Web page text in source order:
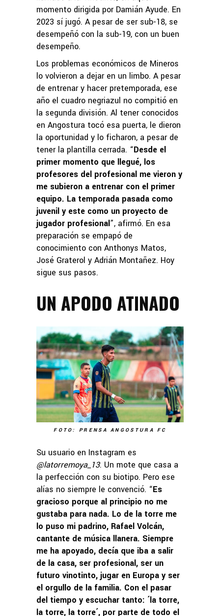
momento dirigida por Damián Ayude. En
2023 sí jugó. A pesar de ser sub-18, se
desempeñó con la sub-19, con un buen
desempeño.
Los problemas económicos de Mineros
lo volvieron a dejar en un limbo. A pesar
de entrenar y hacer pretemporada, ese
año el cuadro negriazul no compitió en
la segunda división. Al tener conocidos
en Angostura tocó esa puerta, le dieron
la oportunidad y lo ficharon, a pesar de
tener la plantilla cerrada. “Desde el
primer momento que llegué, los
profesores del profesional me vieron y
me subieron a entrenar con el primer
equipo. La temporada pasada como
juvenil y este como un proyecto de
jugador profesional”, afirmó. En esa
preparación se empapó de
conocimiento con Anthonys Matos,
José Graterol y Adrián Montañez. Hoy
sigue sus pasos.
UN APODO ATINADO
FOTO: PRENSA ANGOSTURA FC
Su usuario en Instagram es
@latorremoya_13. Un mote que casa a
la perfección con su biotipo. Pero ese
alías no siempre le convenció. “Es
gracioso porque al principio no me
gustaba para nada. Lo de la torre me
lo puso mi padrino, Rafael Volcán,
cantante de música llanera. Siempre
me ha apoyado, decía que iba a salir
de la casa, ser profesional, ser un
futuro vinotinto, jugar en Europa y ser
el orgullo de la familia. Con el pasar
del tiempo y escuchar tanto: ´la torre,
la torre, la torre´, por parte de todo el